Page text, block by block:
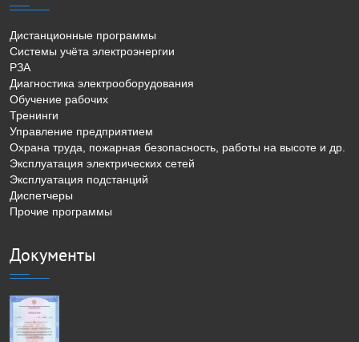
Дистанционные программы
Системы учёта электроэнергии
РЗА
Диагностика электрооборудования
Обучение рабочих
Тренинги
Управление предприятием
Охрана труда, пожарная безопасность, работы на высоте и др.
Эксплуатация электрических сетей
Эксплуатация подстанций
Диспетчеры
Прочие программы
Документы